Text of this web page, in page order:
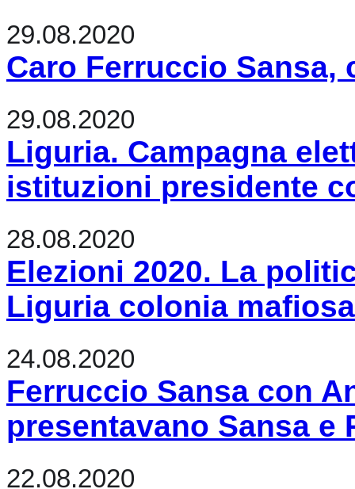
29.08.2020
Caro Ferruccio
29.08.2020
Liguria. Campagna
istituzioni presidente
28.08.2020
Elezioni 2020. La
Liguria colonia mafiosa
24.08.2020
Ferruccio Sansa con
presentavano Sansa e
22.08.2020